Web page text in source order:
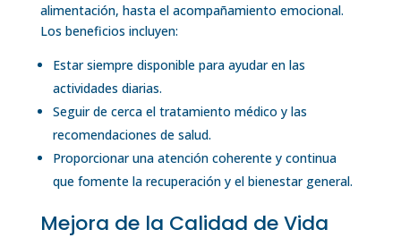
alimentación, hasta el acompañamiento emocional.
Los beneficios incluyen:
Estar siempre disponible para ayudar en las
actividades diarias.
Seguir de cerca el tratamiento médico y las
recomendaciones de salud.
Proporcionar una atención coherente y continua
que fomente la recuperación y el bienestar general.
Mejora de la Calidad de Vida